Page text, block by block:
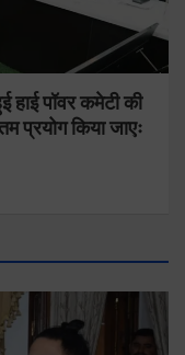
पॉवर कमेटी की
प्रयोग किया जाएः